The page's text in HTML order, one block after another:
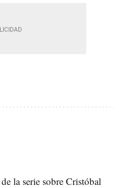
la serie sobre Cristóbal